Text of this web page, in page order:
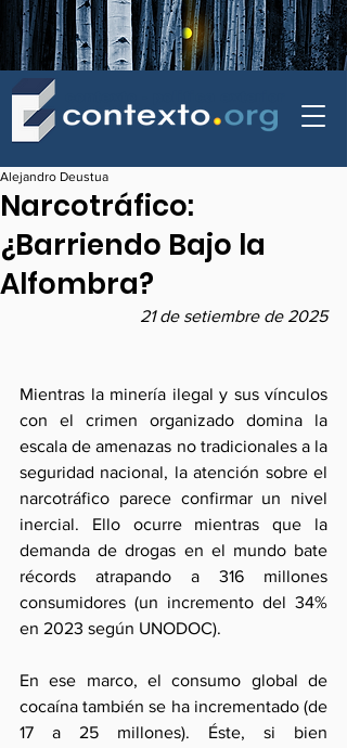
Narcotráfico:
¿Barriendo Bajo la
Alfombra?
Alejandro Deustua
21 de setiembre de 2025
Mientras la minería ilegal y sus vínculos
con el crimen organizado domina la
escala de amenazas no tradicionales a la
seguridad nacional, la atención sobre el
narcotráfico parece confirmar un nivel
inercial. Ello ocurre mientras que la
demanda de drogas en el mundo bate
récords atrapando a 316 millones
consumidores (un incremento del 34%
en 2023 según UNODOC).
En ese marco, el consumo global de
cocaína también se ha incrementado (de
17 a 25 millones). Éste, si bien